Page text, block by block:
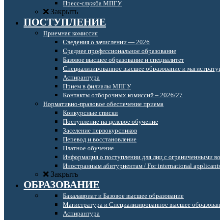
Пресс-служба МПГУ
Закрыть
ПОСТУПЛЕНИЕ
Приемная комиссия
Сведения о зачислении — 2026
Среднее профессиональное образование
Базовое высшее образование и специалитет
Специализированное высшее образование и
Аспирантура
Прием в филиалы МПГУ
Контакты отборочных комиссий – 2026/27
Нормативно-правовое обеспечение приема
Конкурсные списки
Поступление на целевое обучение
Заселение первокурсников
Перевод и восстановление
Платное обучение
Информация о поступлении для лиц с ограниченными
Иностранным абитуриентам / For international
Закрыть
ОБРАЗОВАНИЕ
Бакалавриат и Базовое высшее образование
Магистратура и Специализированное высшее
Аспирантура